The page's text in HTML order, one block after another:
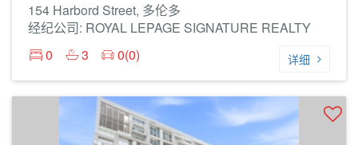
154 Harbord Street, 多伦多
经纪公司: ROYAL LEPAGE SIGNATURE REALTY
0
3 0(0) 详细